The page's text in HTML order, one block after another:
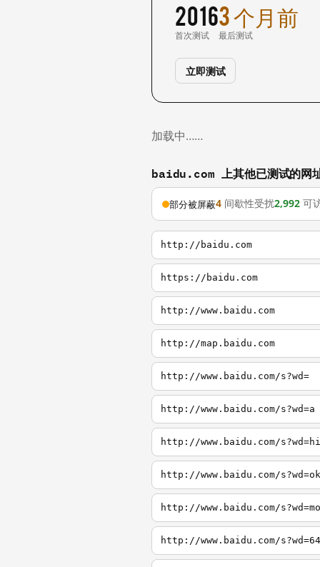
2016
首次测试
3 个月前
最后测试
立即测试
加载中……
baidu.com 上其他已测试的网
部分被屏蔽4 间歇性受扰2,992 可
http://baidu.com
https://baidu.com
http://www.baidu.com
http://map.baidu.com
http://www.baidu.com/s?wd=
http://www.baidu.com/s?wd=a
http://www.baidu.com/s?wd=hi
http://www.baidu.com/s?wd=ok
http://www.baidu.com/s?wd=mo
http://www.baidu.com/s?wd=64